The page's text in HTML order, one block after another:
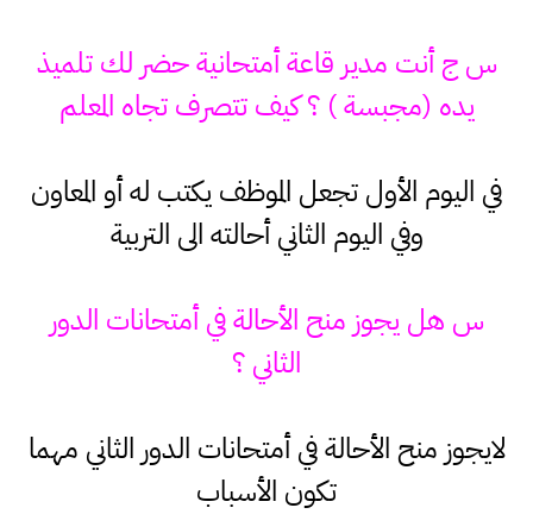
س ج أنت مدير قاعة أمتحانية حضر لك تلميذ
يده (مجبسة ) ؟ كيف تتصرف تجاه المعلم
في اليوم الأول تجعل الموظف يكتب له أو المعاون
وفي اليوم الثاني أحالته الى التربية
س هل يجوز منح الأحالة في أمتحانات الدور
الثاني ؟
لايجوز منح الأحالة في أمتحانات الدور الثاني مهما
تكون الأسباب